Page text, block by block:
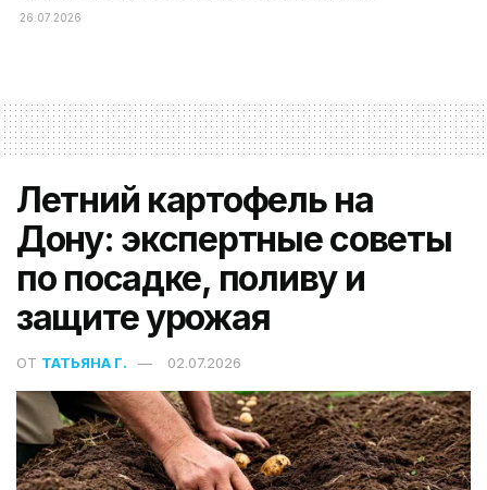
26.07.2026
Летний картофель на
Дону: экспертные советы
по посадке, поливу и
защите урожая
ОТ ТАТЬЯНА Г. 02.07.2026